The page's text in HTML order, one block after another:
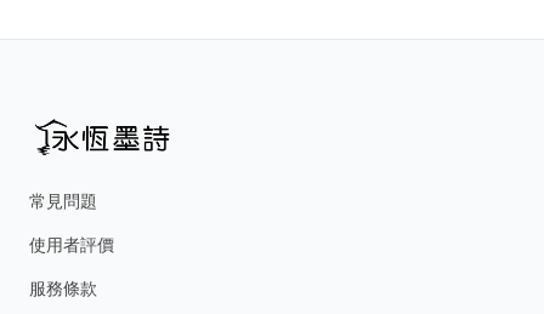
常見問題
使用者評價
服務條款